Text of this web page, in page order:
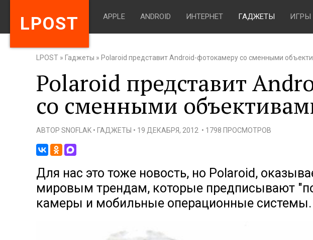
LPOST APPLE ANDROID ИНТЕРНЕТ ГАДЖЕТЫ ИГРЫ
LPOST » Гаджеты » Polaroid представит Android-фотокамеру со сменными
Polaroid представит
со сменными
АВТОР SNOFLAK • ГАДЖЕТЫ • 19 ДЕКАБРЯ, 2012 • 1798 ПРОСМОТРОВ
Для нас это тоже новость, но Polaroid,
мировым трендам, которые предписывают
камеры и мобильные операционные системы.